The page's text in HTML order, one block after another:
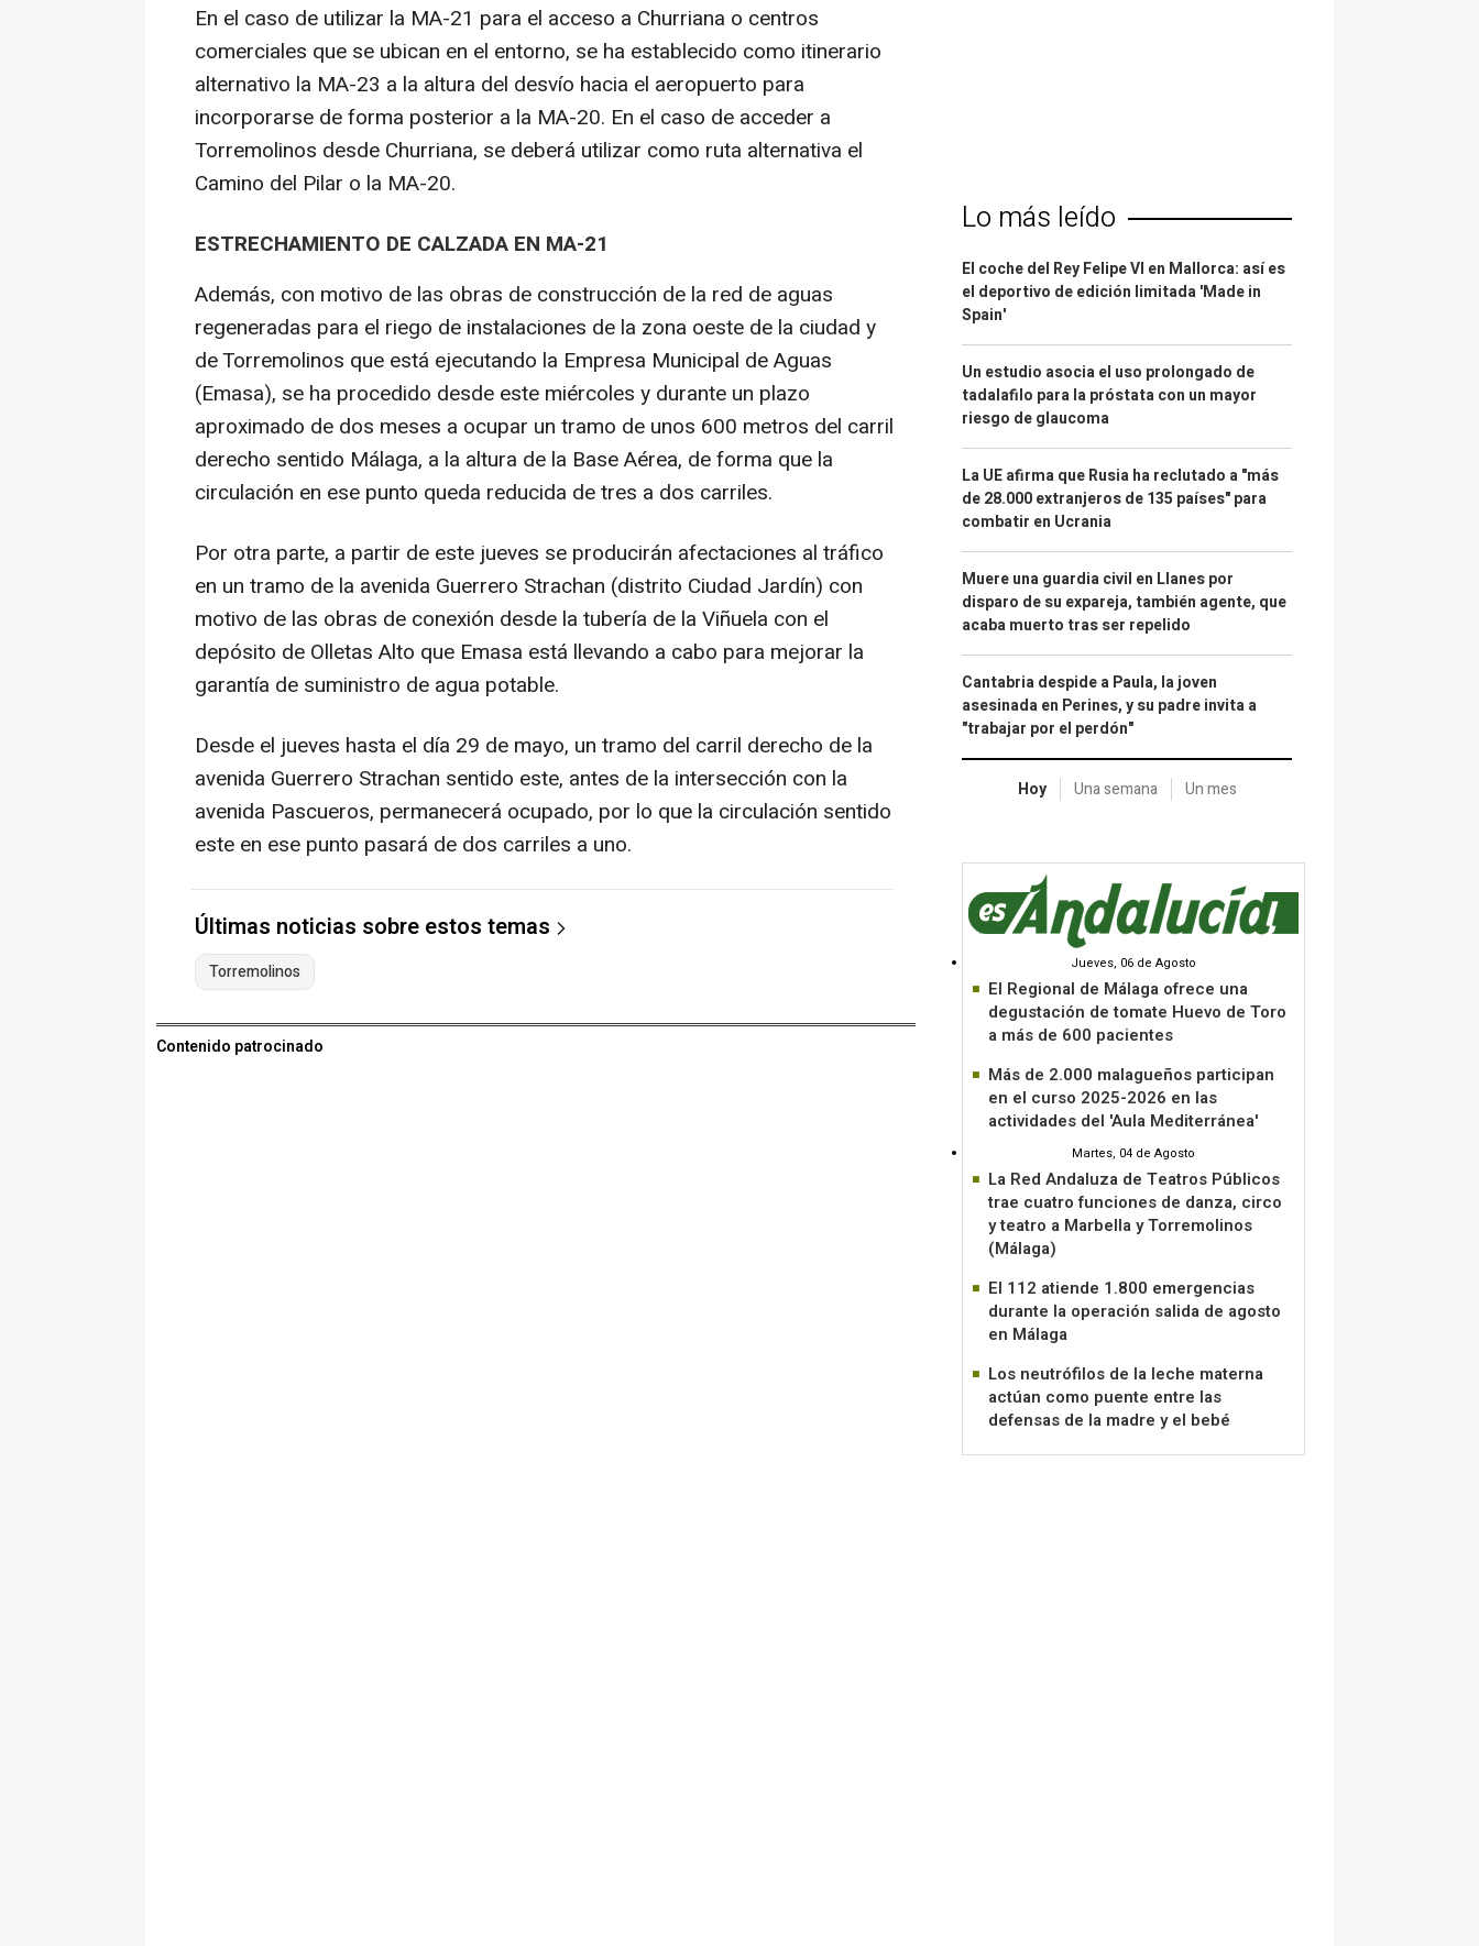
En el caso de utilizar la MA-21 para el acceso a Churriana o centros
comerciales que se ubican en el entorno, se ha establecido como itinerario
alternativo la MA-23 a la altura del desvío hacia el aeropuerto para
incorporarse de forma posterior a la MA-20. En el caso de acceder a
Torremolinos desde Churriana, se deberá utilizar como ruta alternativa el
Camino del Pilar o la MA-20.
ESTRECHAMIENTO DE CALZADA EN MA-21
Además, con motivo de las obras de construcción de la red de aguas
regeneradas para el riego de instalaciones de la zona oeste de la ciudad y
de Torremolinos que está ejecutando la Empresa Municipal de Aguas
(Emasa), se ha procedido desde este miércoles y durante un plazo
aproximado de dos meses a ocupar un tramo de unos 600 metros del carril
derecho sentido Málaga, a la altura de la Base Aérea, de forma que la
circulación en ese punto queda reducida de tres a dos carriles.
Por otra parte, a partir de este jueves se producirán afectaciones al tráfico
en un tramo de la avenida Guerrero Strachan (distrito Ciudad Jardín) con
motivo de las obras de conexión desde la tubería de la Viñuela con el
depósito de Olletas Alto que Emasa está llevando a cabo para mejorar la
garantía de suministro de agua potable.
Desde el jueves hasta el día 29 de mayo, un tramo del carril derecho de la
avenida Guerrero Strachan sentido este, antes de la intersección con la
avenida Pascueros, permanecerá ocupado, por lo que la circulación sentido
este en ese punto pasará de dos carriles a uno.
Últimas noticias sobre estos temas
Torremolinos
Contenido patrocinado
Lo más leído
El coche del Rey Felipe VI en Mallorca: así es
el deportivo de edición limitada 'Made in
Spain'
Un estudio asocia el uso prolongado de
tadalafilo para la próstata con un mayor
riesgo de glaucoma
La UE afirma que Rusia ha reclutado a "más
de 28.000 extranjeros de 135 países" para
combatir en Ucrania
Muere una guardia civil en Llanes por
disparo de su expareja, también agente, que
acaba muerto tras ser repelido
Cantabria despide a Paula, la joven
asesinada en Perines, y su padre invita a
"trabajar por el perdón"
Hoy Una semana Un mes
Jueves, 06 de Agosto
El Regional de Málaga ofrece una
degustación de tomate Huevo de Toro
a más de 600 pacientes
Más de 2.000 malagueños participan
en el curso 2025-2026 en las
actividades del 'Aula Mediterránea'
Martes, 04 de Agosto
La Red Andaluza de Teatros Públicos
trae cuatro funciones de danza, circo
y teatro a Marbella y Torremolinos
(Málaga)
El 112 atiende 1.800 emergencias
durante la operación salida de agosto
en Málaga
Los neutrófilos de la leche materna
actúan como puente entre las
defensas de la madre y el bebé